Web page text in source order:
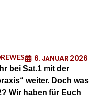
6. JANUAR 2026
bei Sat.1 mit der
weiter. Doch was
Wir haben für Euch